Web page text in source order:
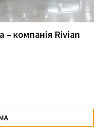
– компанія Rivian